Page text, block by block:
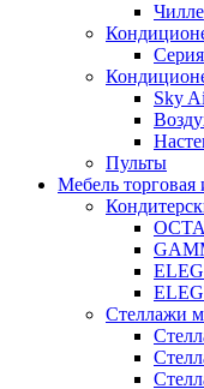
Sky
Пульты
Мебель торговая
Стеллажи